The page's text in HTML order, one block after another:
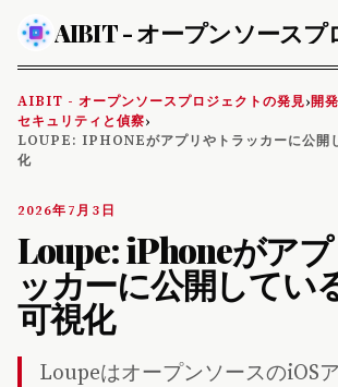
AIBIT - オープンソースプロジェクトの発見›開
セキュリティと偵察›
LOUPE: IPHONEがアプリやトラッカーに公開
化
2026年7月3日
Loupe: iPhoneがア
ッカーに公開してい
可視化
LoupeはオープンソースのiOS